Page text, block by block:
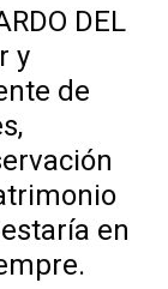
DEL
y
de
en